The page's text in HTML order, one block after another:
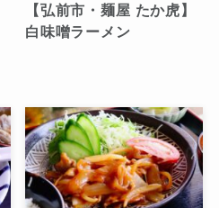
【弘前市・麺屋 たか虎】
白味噌ラーメン